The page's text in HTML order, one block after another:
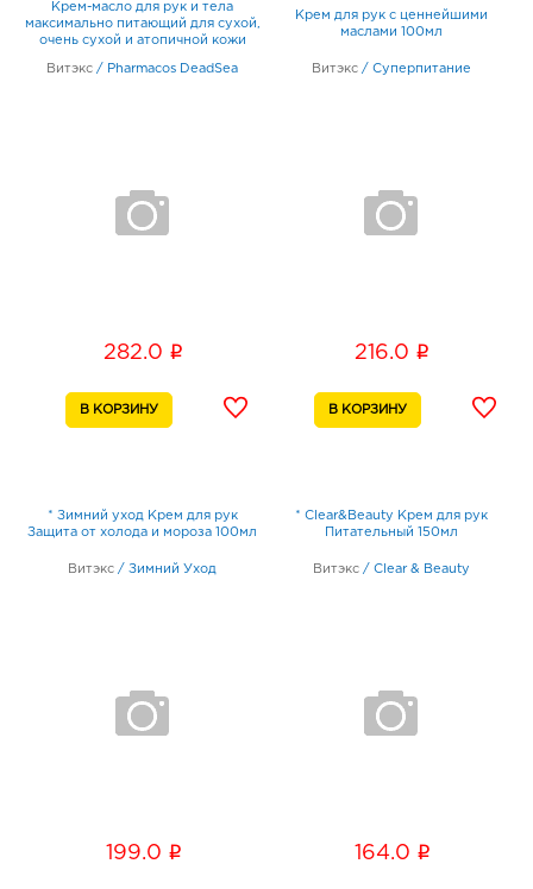
Крем-масло для рук и тела
максимально питающий для сухой,
очень сухой и атопичной кожи
Витэкс / Pharmacos DeadSea
282.0 i
Крем для рук с ценнейшими
маслами 100мл
Витэкс / Суперпитание
216.0 i
* Зимний уход Крем для рук
Защита от холода и мороза 100мл
Витэкс / Зимний Уход
199.0 i
* Clear&Beauty Крем для рук
Питательный 150мл
Витэкс / Clear & Beauty
164.0 i